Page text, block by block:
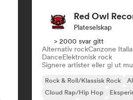
Red Owl
Plateselskap
> 2000 svar gitt
Alternativ rockCanzone
DanceElektronisk rock
Signere artister eller gi ut
Rock & Roll/Klassisk Rock
Cloud Rap/Hip Hop